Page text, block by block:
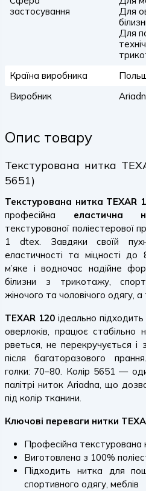
застосування
Для
Для
Країна виробника
Виробник
Опис товару
Текстурована нитка
5651)
Текстурована нитка TEXAR
професійна еластична
текстурованої поліестерової
1 dtex. Завдяки своїй
еластичності та міцності
м’яке і водночас надійне
білизни з трикотажу,
жіночого та чоловічого одягу,
TEXAR 120 ідеально
оверлоків, працює стабільно
рветься, не перекручується і
після багаторазового
голки: 70–80. Колір 5651 —
палітрі ниток Ariadna, що
під колір тканини.
Ключові переваги нитки
Професійна текстурована
Виготовлена з 100%
Підходить нитка для
спортивного одягу, меблів